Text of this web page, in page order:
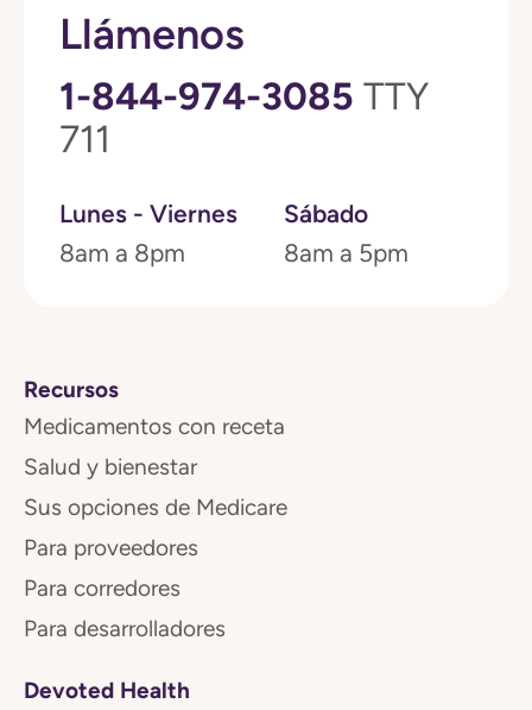
Llámenos
1-844-974-3085 TTY
711
Lunes - Viernes
8am a 8pm
Sábado
8am a 5pm
Recursos
Medicamentos con receta
Salud y bienestar
Sus opciones de Medicare
Para proveedores
Para corredores
Para desarrolladores
Devoted Health